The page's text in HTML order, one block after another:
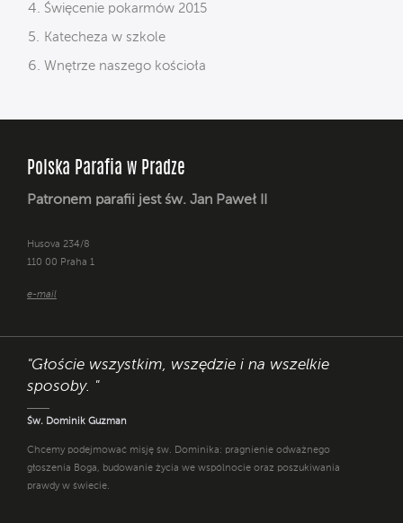
Święcenie pokarmów 2015
Katecheza w szkole
Wnętrze naszego kościoła
Polska Parafia w Pradze
Patronem parafii jest św. Jan Paweł II
Husova 234/8
110 00 Praha 1
e-mail
"Głoście wszystkim, wszędzie i na wszelkie
sposoby. "
Św. Dominik Guzman
Chcemy podejmować misję św. Dominika: pragnienie odważnego
głoszenia Boga, budowanie życia we wspólnocie oraz poszukiwania
prawdy w świecie.